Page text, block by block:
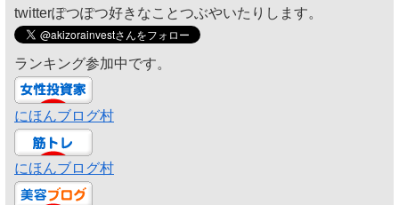
twitterぽつぽつ好きなことつぶやいたりします。
ランキング参加中です。
にほんブログ村
にほんブログ村